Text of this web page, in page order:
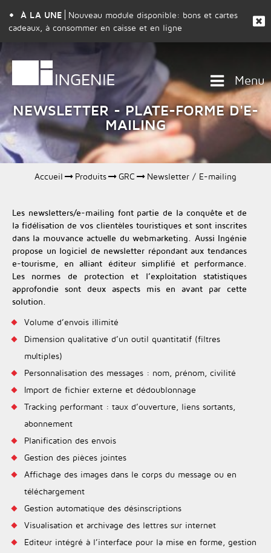
À LA UNE
Nouveau module disponible: bons et cartes
cadeaux, à consommer en caisse et en ligne
Menu
Accueil Produits GRC Newsletter / E-mailing
NEWSLETTER - PLATE-FORME D'E-
MAILING
Les newsletters/e-mailing font partie de la conquête et de
la fidélisation de vos clientèles touristiques et sont inscrites
dans la mouvance actuelle du webmarketing. Aussi Ingénie
propose un logiciel de newsletter répondant aux tendances
e-tourisme, en alliant éditeur simplifié et performance.
Les normes de protection et l’exploitation statistiques
approfondie sont deux aspects mis en avant par cette
solution.
Volume d’envois illimité
Dimension qualitative d’un outil quantitatif (filtres
multiples)
Personnalisation des messages : nom, prénom, civilité
Import de fichier externe et dédoublonnage
Tracking performant : taux d’ouverture, liens sortants,
abonnement
Planification des envois
Gestion des pièces jointes
Affichage des images dans le corps du message ou en
téléchargement
Gestion automatique des désinscriptions
Visualisation et archivage des lettres sur internet
Editeur intégré à l’interface pour la mise en forme, gestion